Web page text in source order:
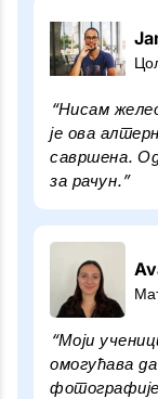
“Нисам
је ова
савршена.
за рачун.”
“Моји
омогућава